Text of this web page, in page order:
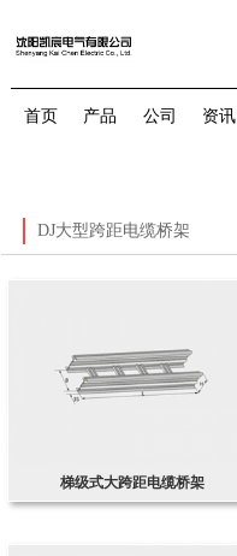
首页 产品 公司 资讯
DJ大型跨距电缆桥架
梯级式大跨距电缆桥架